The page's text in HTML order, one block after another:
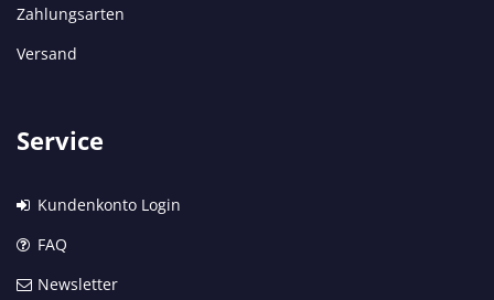
Zahlungsarten
Versand
Service
Kundenkonto Login
FAQ
Newsletter